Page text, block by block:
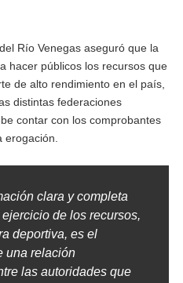
Río Venegas aseguró que la
hacer públicos los recursos que
de alto rendimiento en el país,
distintas federaciones
contar con los comprobantes
erogación.
clara y completa
de los recursos,
deportiva, es el
una relación
las autoridades que